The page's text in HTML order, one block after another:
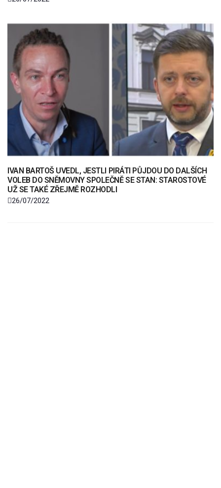
IVAN BARTOŠ UVEDL, JESTLI PIRÁTI PŮJDOU DO DALŠÍCH
VOLEB DO SNĚMOVNY SPOLEČNĚ SE STAN: STAROSTOVÉ
UŽ SE TAKÉ ZŘEJMĚ ROZHODLI
26/07/2022